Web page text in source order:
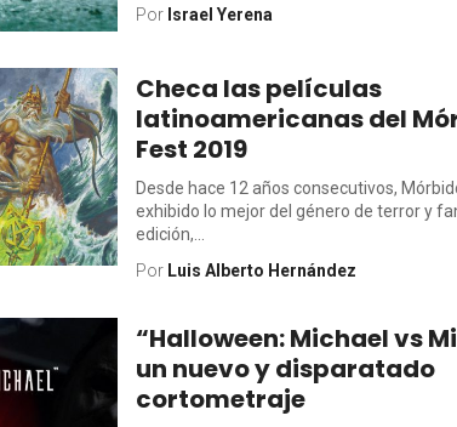
Por Israel Yerena
Checa las películas
latinoamericanas del
Fest 2019
Desde hace 12 años consecutivos,
exhibido lo mejor del género de terror y
edición,...
Por Luis Alberto Hernández
“Halloween: Michael vs
un nuevo y disparatado
cortometraje